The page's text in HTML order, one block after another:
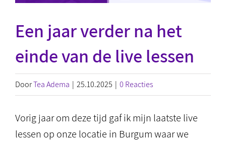
Een jaar verder na het
einde van de live lessen
DoorTea Adema | 25.10.2025 | 0 Reacties
Vorig jaar om deze tijd gaf ik mijn laatste live
lessen op onze locatie in Burgum waar we